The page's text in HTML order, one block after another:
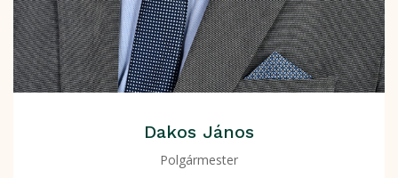
Dakos János
Polgármester